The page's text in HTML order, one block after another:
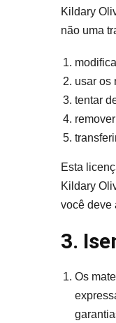
Kildary
não uma
usar os
tentar
Esta
Kildary
você deve
3.
Os